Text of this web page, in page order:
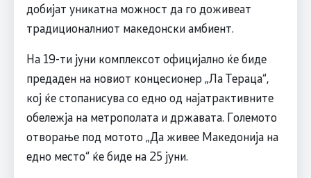
добијат уникатна можност да го доживеат
традиционалниот македонски амбиент.
На 19-ти јуни комплексот официјално ќе биде
предаден на новиот концесионер „Ла Тераца“,
кој ќе стопанисува со едно од најатрактивните
обележја на метрополата и државата. Големото
отворање под мотото „Да живее Македонија на
едно место“ ќе биде на 25 јуни.